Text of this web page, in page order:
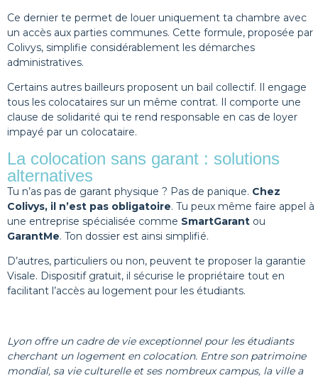
Ce dernier te permet de louer uniquement ta chambre avec
un accès aux parties communes. Cette formule, proposée par
Colivys, simplifie considérablement les démarches
administratives.
Certains autres bailleurs proposent un bail collectif. Il engage
tous les colocataires sur un même contrat. Il comporte une
clause de solidarité qui te rend responsable en cas de loyer
impayé par un colocataire.
La colocation sans garant : solutions
alternatives
Tu n’as pas de garant physique ? Pas de panique. Chez
Colivys, il n’est pas obligatoire. Tu peux même faire appel à
une entreprise spécialisée comme SmartGarant ou
GarantMe. Ton dossier est ainsi simplifié.
D’autres, particuliers ou non, peuvent te proposer la garantie
Visale. Dispositif gratuit, il sécurise le propriétaire tout en
facilitant l’accès au logement pour les étudiants.
Lyon offre un cadre de vie exceptionnel pour les étudiants
cherchant un logement en colocation. Entre son patrimoine
mondial, sa vie culturelle et ses nombreux campus, la ville a